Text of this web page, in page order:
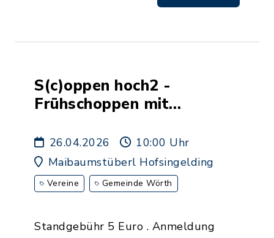
S(c)oppen hoch2 -
Frühschoppen mit
26.04.2026
10:00 Uhr
Maibaumstüberl Hofsingelding
Vereine Gemeinde Wörth
Standgebühr 5 Euro . Anmeldung